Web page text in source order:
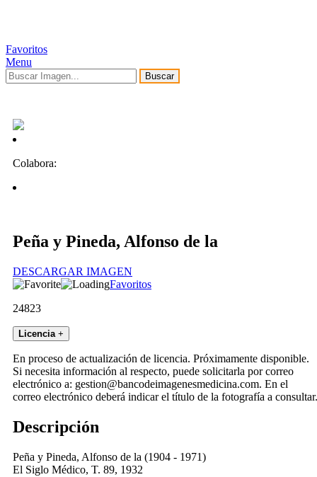
Favoritos
Menu
Buscar
Colabora:
Peña y Pineda, Alfonso de la
DESCARGAR IMAGEN
Favoritos
24823
Licencia +
En proceso de actualización de licencia. Próximamente disponible.
Si necesita información al respecto, puede solicitarla por correo
electrónico a: gestion@bancodeimagenesmedicina.com. En el
correo electrónico deberá indicar el título de la fotografía a consultar.
Descripción
Peña y Pineda, Alfonso de la (1904 - 1971)
El Siglo Médico, T. 89, 1932